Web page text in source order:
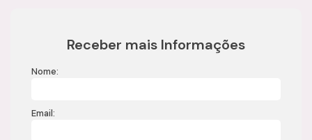
Receber mais Informações
Nome:
Email: